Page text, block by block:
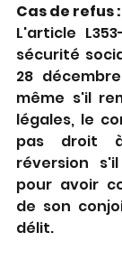
Cas de refus :
L'article
sécurité
28
même s'il
légales, le
pas droit
réversion
pour avoir
de son
délit.